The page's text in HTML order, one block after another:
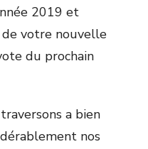
2019 et
de votre nouvelle
du prochain
a bien
nos